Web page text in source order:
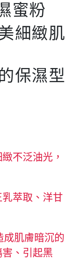
蜜粉
細緻肌
保濕型
不泛油光，
萃取、洋甘
成肌膚暗沉的
、引起黑